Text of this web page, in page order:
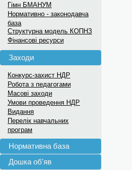
Гімн БМАНУМ
Нормативно - законодавча
база
Структурна модель КОПНЗ
Фінансові ресурси
Заходи
Конкурс-захист НДР
Робота з педагогами
Масові заходи
Умови проведення НДР
Видання
Перелік навчальних
програм
Нормативна база
Дошка об'яв